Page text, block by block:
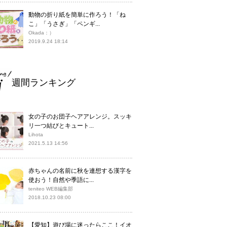
動物の折り紙を簡単に作ろう！「ね
こ」「うさぎ」「ペンギ...
Okada：）
2019.9.24 18:14
週間ランキング
女の子のお団子ヘアアレンジ。スッキ
リ一つ結びとキュート...
Lihota
2021.5.13 14:56
赤ちゃんの名前に秋を連想する漢字を
使おう！自然や季語に...
teniteo WEB編集部
2018.10.23 08:00
【愛知】遊び場に迷ったらここ！イオ